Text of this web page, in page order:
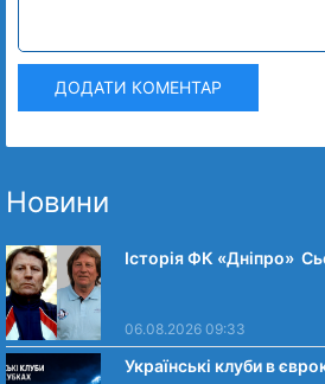
ДОДАТИ КОМЕНТАР
Новини
Історія ФК «Дніпро»
06.08.2026 09:33
Українські клуби в